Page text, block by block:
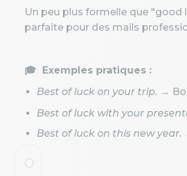
Un peu plus formelle que "good
parfaite pour des mails
🎓 Exemples pratiques :
Best of luck on your trip. →
Best of luck with your
Best of luck on this new year.